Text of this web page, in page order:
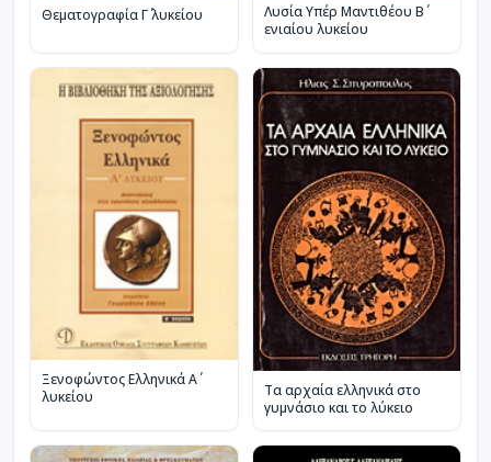
Θεματογραφία Γ΄ λυκείου
Λυσία Υπέρ Μαντιθέου Β΄
ενιαίου λυκείου
Ξενοφώντος Ελληνικά Α΄
λυκείου
Τα αρχαία ελληνικά στο
γυμνάσιο και το λύκειο